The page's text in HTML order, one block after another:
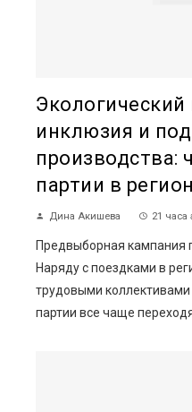
Экологический
инклюзия и
производства:
партии в
Дина Акишева 21 часа
Предвыборная кампания
Наряду с поездками в
трудовыми
партии все чаще